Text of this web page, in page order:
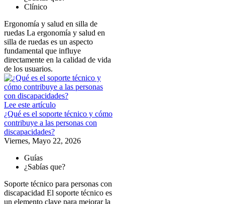
Clínico
Ergonomía y salud en silla de
ruedas La ergonomía y salud en
silla de ruedas es un aspecto
fundamental que influye
directamente en la calidad de vida
de los usuarios.
Lee este artículo
¿Qué es el soporte técnico y cómo
contribuye a las personas con
discapacidades?
Viernes, Mayo 22, 2026
Guías
¿Sabías que?
Soporte técnico para personas con
discapacidad El soporte técnico es
un elemento clave para mejorar la